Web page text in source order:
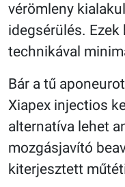
vérömleny
idegsérülés.
technikával
Bár a tű
Xiapex injectios
alternatíva lehet
mozgásjavító
kiterjesztett